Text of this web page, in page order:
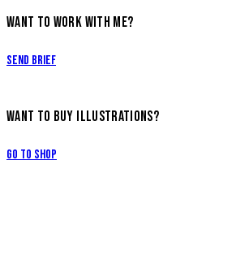
WANT TO WORK WITH ME?
Send Brief
WANT TO BUY ILLUSTRATIONS?
Go to Shop